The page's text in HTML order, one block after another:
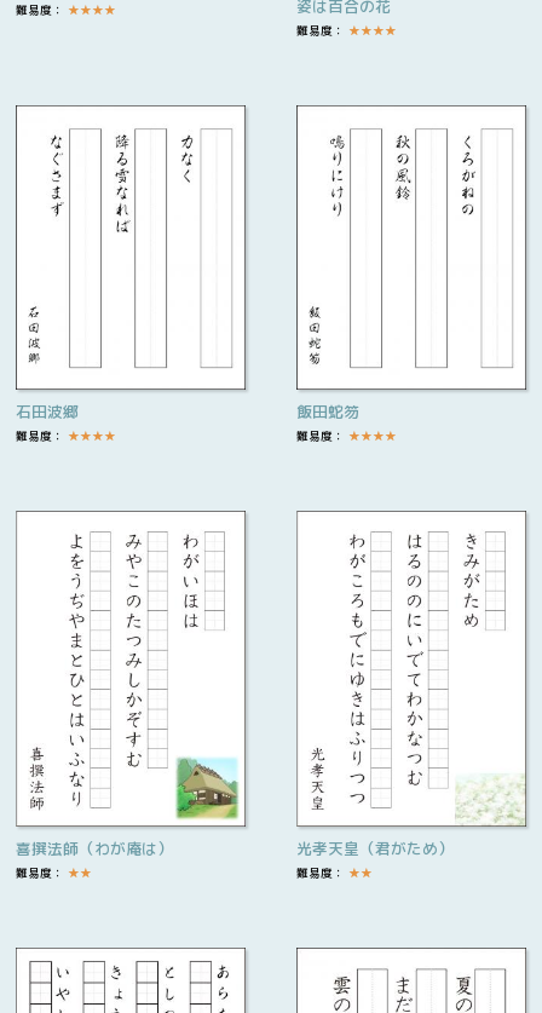
難易度： ★★★★ 姿は百合の花
難易度： ★★★★
石田波郷
難易度： ★★★★
飯田蛇笏
難易度： ★★★★
喜撰法師（わが庵は）
難易度： ★★
光孝天皇（君がため）
難易度： ★★